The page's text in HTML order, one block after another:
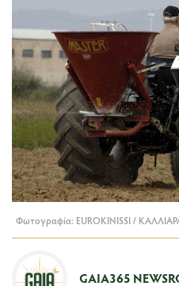
Φωτογραφία: EUROKINISSI /
GAIA365